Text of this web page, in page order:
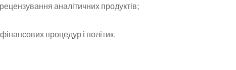
аналітичних продуктів;
процедур і політик.